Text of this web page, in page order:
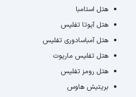
هتل استامبا
هتل آیوتا تفلیس
هتل آمباسادوری تفلیس
هتل تفلیس ماریوت
هتل رومز تفلیس
بریتیش هاوس